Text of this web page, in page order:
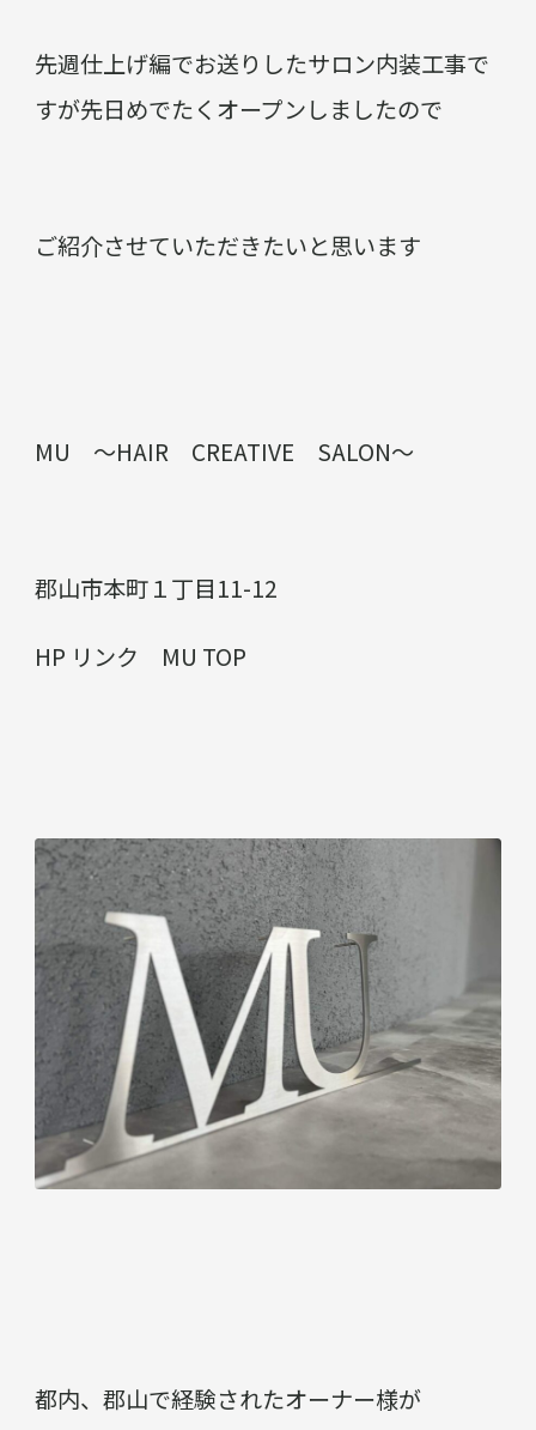
先週仕上げ編でお送りしたサロン内装工事で
すが先日めでたくオープンしましたので
ご紹介させていただきたいと思います
MU ～HAIR CREATIVE SALON～
郡山市本町１丁目11-12
HP リンク MU TOP
都内、郡山で経験されたオーナー様が